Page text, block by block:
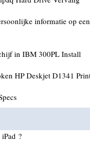
informatie op
in IBM 300PL Install
HP Deskjet D1341
?